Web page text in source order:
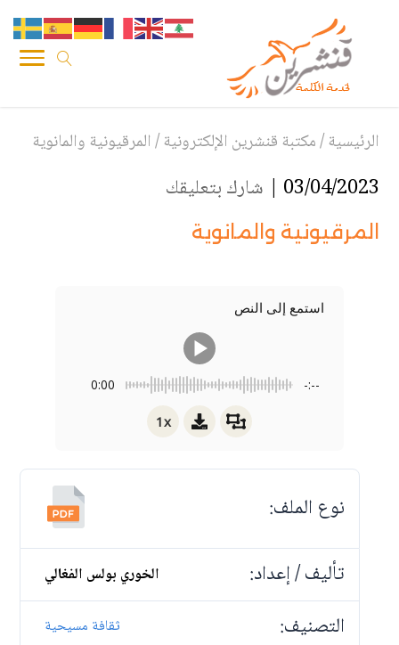
الرئيسية/مكتبة قنشرين الإلكترونية/المرقيونية والمانوية
03/04/2023 | شارك بتعليقك
المرقيونية والمانوية
استمع إلى النص
0:00 -:--
1x
نوع الملف:
تأليف / إعداد:
الخوري بولس الفغالي
التصنيف: ثقافة مسيحية